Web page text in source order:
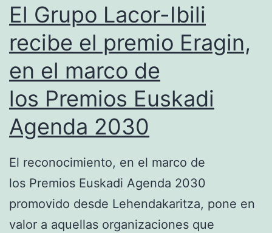
El Grupo Lacor-Ibili
recibe el premio Eragin,
en el marco de
los Premios Euskadi
Agenda 2030
El reconocimiento, en el marco de
los Premios Euskadi Agenda 2030
promovido desde Lehendakaritza, pone en
valor a aquellas organizaciones que